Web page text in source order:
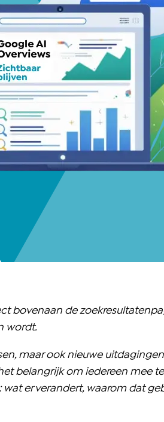
bovenaan de
wordt.
maar ook nieuwe
belangrijk om iedereen mee
er verandert, waarom dat